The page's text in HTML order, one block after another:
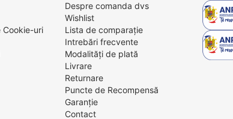
Cookie-uri
Despre comanda dvs
Wishlist
Lista de comparație
Intrebări frecvente
Modalități de plată
Livrare
Returnare
Puncte de Recompensă
Garanție
Contact